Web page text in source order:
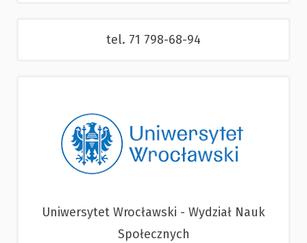
tel. 71 798-68-94
Uniwersytet Wrocławski - Wydział Nauk
Społecznych